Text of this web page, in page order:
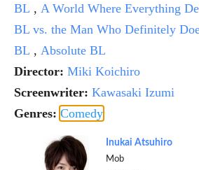
BL , A World Where Everything
BL vs. the Man Who Definitely
BL , Absolute BL
Director: Miki Koichiro
Screenwriter: Kawasaki Izumi
Genres: Comedy
Inukai Atsuhiro
Mob